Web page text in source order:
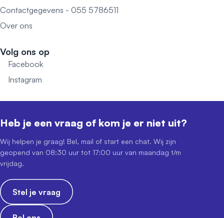
Contactgegevens - 055 5786511
Over ons
Volg ons op
Facebook
Instagram
Heb je een vraag of kom je er niet uit?
Wij helpen je graag! Bel, mail of start een chat. Wij zijn
geopend van 08:30 uur tot 17:00 uur van maandag t/m
vrijdag.
Stel je vraag